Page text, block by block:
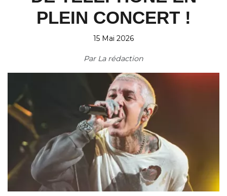
PLEIN CONCERT !
15 Mai 2026
Par La rédaction